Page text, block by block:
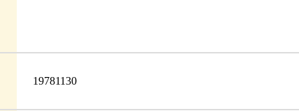
19781130